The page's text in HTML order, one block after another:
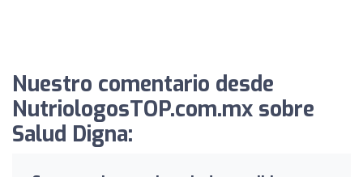
Nuestro comentario desde
NutriologosTOP.com.mx sobre
Salud Digna: